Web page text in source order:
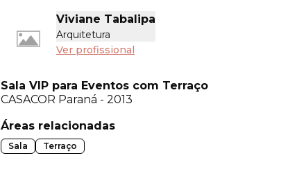
Viviane Tabalipa
Arquitetura
Ver profissional
Sala VIP para Eventos com Terraço
CASACOR Paraná - 2013
Áreas relacionadas
Sala Terraço